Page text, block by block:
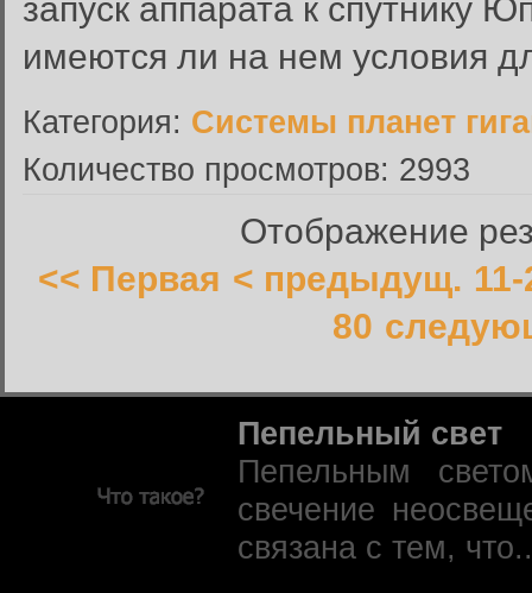
запуск аппарата к спутнику
имеются ли на нем условия
Категория: Системы планет
Количество просмотров: 2993
Отображение
<< Первая < предыдущ.
80
Пепельный свет
Пепельным
свечение
связана с тем,